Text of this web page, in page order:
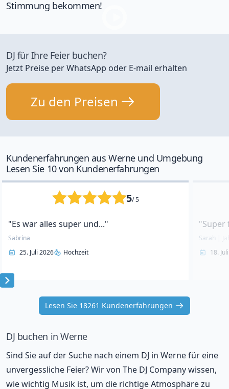
Stimmung bekommen!
DJ für Ihre Feier buchen?
Jetzt Preise per WhatsApp oder E-mail erhalten
Zu den Preisen
Kundenerfahrungen aus Werne und Umgebung
Lesen Sie 10 von Kundenerfahrungen
5/ 5
"Es war alles super und..."
Sabrina
25. Juli 2026
Hochzeit
"Super
Sarah
18.
Item
Lesen Sie 18261 Kundenerfahrungen
DJ buchen in Werne
Sind Sie auf der Suche nach einem DJ in Werne für eine
unvergessliche Feier? Wir von The DJ Company wissen,
wie wichtig Musik ist, um die richtige Atmosphäre zu